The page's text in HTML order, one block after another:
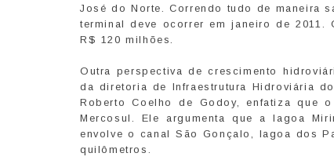
José do Norte. Correndo tudo de maneira
terminal deve ocorrer em janeiro de
R$ 120 milhões.
Outra perspectiva de crescimento
da diretoria de Infraestrutura Hidroviária
Roberto Coelho de Godoy, enfatiza que
Mercosul. Ele argumenta que a lagoa
envolve o canal São Gonçalo, lagoa dos
quilômetros.